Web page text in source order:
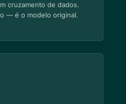
cruzamento de dados.
— é o modelo original.